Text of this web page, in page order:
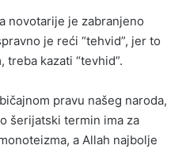
novotarije je zabranjeno
je reći “tehvid”, jer to
kazati “tevhid”.
pravu našeg naroda,
šerijatski termin ima za
a Allah najbolje